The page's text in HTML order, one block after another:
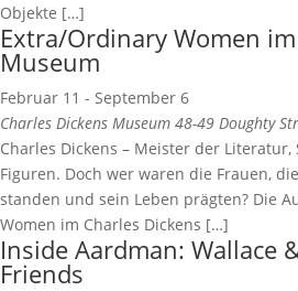
Objekte […]
Extra/Ordinary Women
Museum
Februar 11 - September 6
Charles Dickens Museum 48-49 Doughty
Charles Dickens – Meister der
Figuren. Doch wer waren die Frauen,
standen und sein Leben prägten? Die
Women im Charles Dickens […]
Inside Aardman: Wallace
Friends